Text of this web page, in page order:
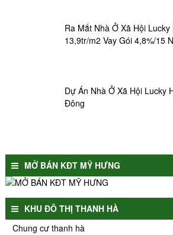
Ra Mắt Nhà Ở Xã Hội
13,9tr/m2 Vay Gói 4,8%/15
Dự Án Nhà Ở Xã Hội Lucky
Đông
MỞ BÁN KĐT MỸ HƯNG
KHU ĐÔ THỊ THANH HÀ
Chung cư thanh hà